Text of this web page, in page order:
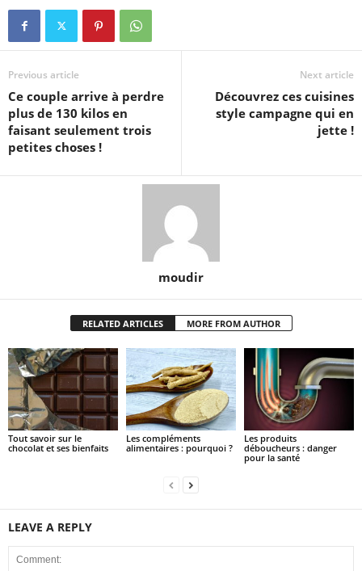
Previous article
Ce couple arrive à perdre
plus de 130 kilos en
faisant seulement trois
petites choses !
Next article
Découvrez ces cuisines
style campagne qui en
jette !
moudir
RELATED ARTICLES MORE FROM AUTHOR
Tout savoir sur le
chocolat et ses bienfaits
Les compléments
alimentaires : pourquoi ?
Les produits
déboucheurs : danger
pour la santé
LEAVE A REPLY